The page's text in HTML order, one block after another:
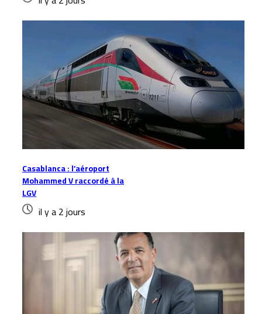
Casablanca : l’aéroport
Mohammed V raccordé à la
LGV
il y a 2 jours